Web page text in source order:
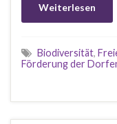
Weiterlesen
Biodiversität,
Förderung der